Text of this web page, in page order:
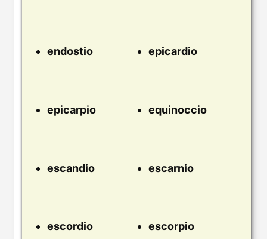
endostio epicardio
epicarpio equinoccio
escandio escarnio
escordio escorpio